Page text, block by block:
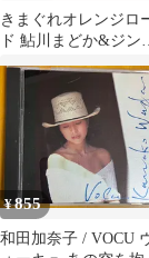
きまぐれオレンジロ
ド 鮎川まどか&ジンゴ
回特典
¥855
和田加奈子 / VOCU